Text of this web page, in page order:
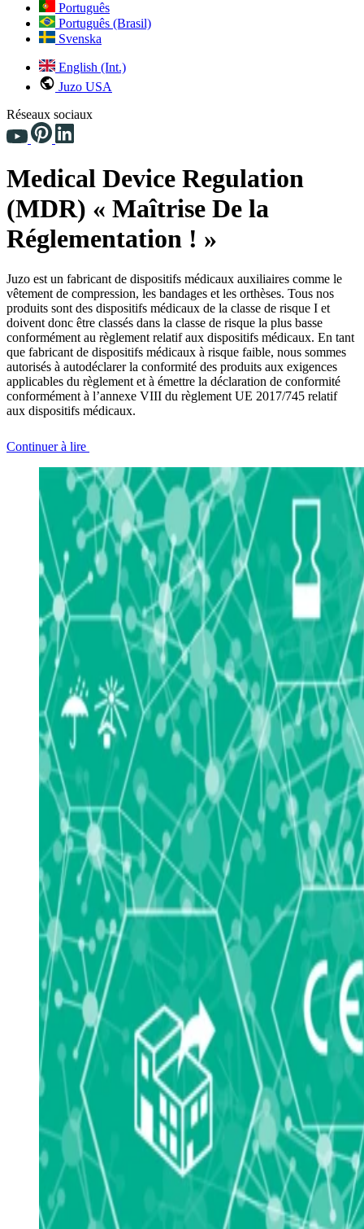
Português
Português (Brasil)
Svenska
English (Int.)
Juzo USA
Réseaux sociaux
Medical Device Regulation
(MDR) « Maîtrise De la
Réglementation ! »
Juzo est un fabricant de dispositifs médicaux auxiliaires comme le
vêtement de compression, les bandages et les orthèses. Tous nos
produits sont des dispositifs médicaux de la classe de risque I et
doivent donc être classés dans la classe de risque la plus basse
conformément au règlement relatif aux dispositifs médicaux. En tant
que fabricant de dispositifs médicaux à risque faible, nous sommes
autorisés à autodéclarer la conformité des produits aux exigences
applicables du règlement et à émettre la déclaration de conformité
conformément à l’annexe VIII du règlement UE 2017/745 relatif
aux dispositifs médicaux.
Continuer à lire